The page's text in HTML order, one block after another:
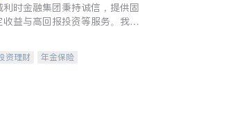
利时金融集团秉持诚信，提供固
收益与高回报投资等服务。我们
元化组合，助力客户实现目标
资理财
年金保险